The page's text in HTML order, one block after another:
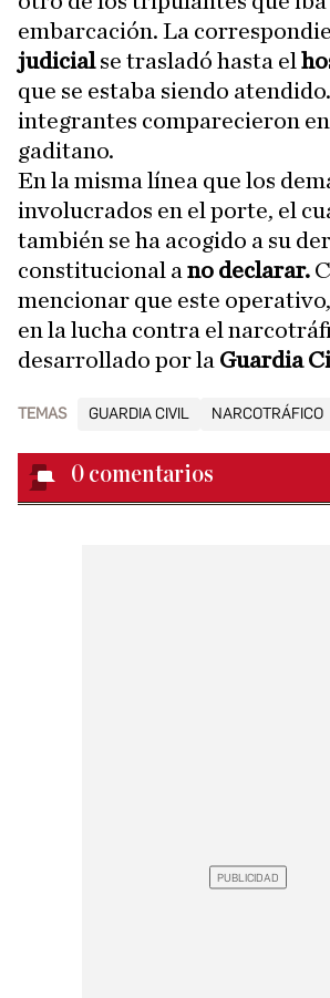
embarcación. La
judicialse trasladó hasta el
que se estaba siendo
integrantes comparecieron
gaditano.
En la misma línea que los
involucrados en el porte, el
también se ha acogido a su
constitucional a no declarar.
mencionar que este
en la lucha contra el
desarrollado por la Guardia
TEMAS GUARDIA CIVIL NARCOTRÁFICO
0 comentarios